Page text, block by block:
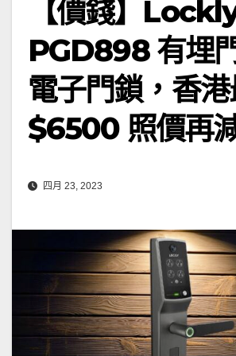
【價錢】
PGD898 有埋
電子門鎖，香
$6500 照價再減
四月 23, 2023